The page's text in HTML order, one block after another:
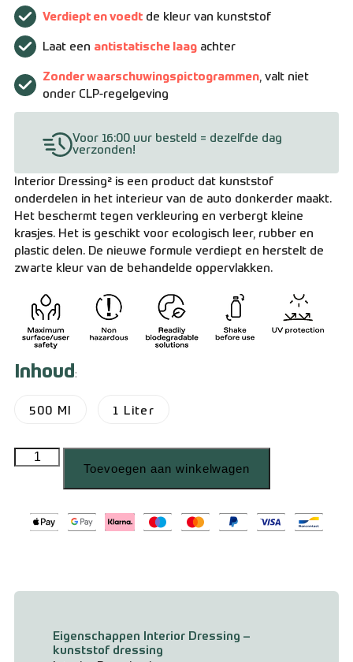
Retourneren
Algemene voorwaarden
5.00 op 5
gebaseerd
op
klantbeoordelingen
Verdiept en voedt de kleur van kunststof
Laat een antistatische laag achter
Zonder waarschuwingspictogrammen, valt niet
onder CLP-regelgeving
Voor 16:00 uur besteld = dezelfde dag
verzonden!
Interior Dressing² is een product dat kunststof
onderdelen in het interieur van de auto donkerder maakt.
Het beschermt tegen verkleuring en verbergt kleine
krasjes. Het is geschikt voor ecologisch leer, rubber en
plastic delen. De nieuwe formule verdiept en herstelt de
zwarte kleur van de behandelde oppervlakken.
Inhoud:
500 Ml 1 Liter
Toevoegen aan winkelwagen
Eigenschappen Interior Dressing –
kunststof dressing